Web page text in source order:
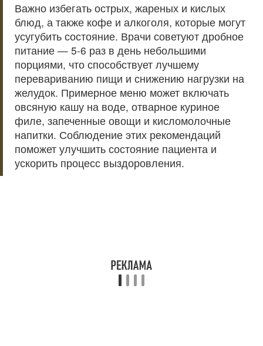
Важно избегать острых, жареных и кислых
блюд, а также кофе и алкоголя, которые могут
усугубить состояние. Врачи советуют дробное
питание — 5-6 раз в день небольшими
порциями, что способствует лучшему
перевариванию пищи и снижению нагрузки на
желудок. Примерное меню может включать
овсяную кашу на воде, отварное куриное
филе, запеченные овощи и кисломолочные
напитки. Соблюдение этих рекомендаций
поможет улучшить состояние пациента и
ускорить процесс выздоровления.